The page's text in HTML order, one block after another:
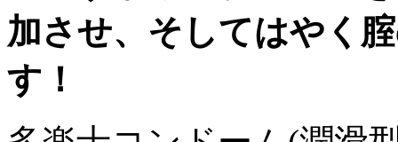
加させ、そしてはやく
す！